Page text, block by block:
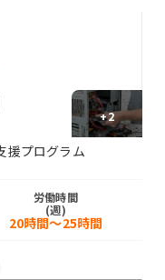
+2
援プログラム
労働時間
(週)
20時間～25時間